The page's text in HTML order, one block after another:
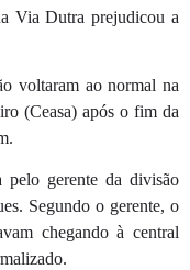
Via Dutra prejudicou a
voltaram ao normal na
(Ceasa) após o fim da
pelo gerente da divisão
Segundo o gerente, o
chegando à central